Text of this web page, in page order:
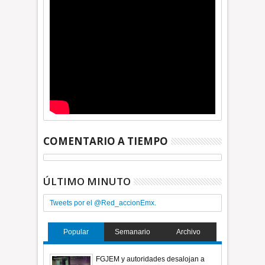
COMENTARIO A TIEMPO
ÚLTIMO MINUTO
Tweets por el @Red_accionEmx.
Popular Semanario Archivo
FGJEM y autoridades desalojan a